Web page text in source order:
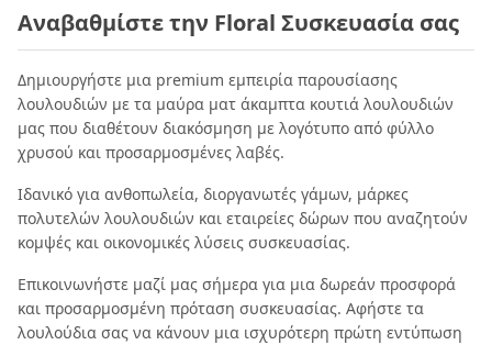
Αναβαθμίστε την Floral Συσκευασία σας
Δημιουργήστε μια premium εμπειρία παρουσίασης
λουλουδιών με τα μαύρα ματ άκαμπτα κουτιά λουλουδιών
μας που διαθέτουν διακόσμηση με λογότυπο από φύλλο
χρυσού και προσαρμοσμένες λαβές.
Ιδανικό για ανθοπωλεία, διοργανωτές γάμων, μάρκες
πολυτελών λουλουδιών και εταιρείες δώρων που αναζητούν
κομψές και οικονομικές λύσεις συσκευασίας.
Επικοινωνήστε μαζί μας σήμερα για μια δωρεάν προσφορά
και προσαρμοσμένη πρόταση συσκευασίας. Αφήστε τα
λουλούδια σας να κάνουν μια ισχυρότερη πρώτη εντύπωση